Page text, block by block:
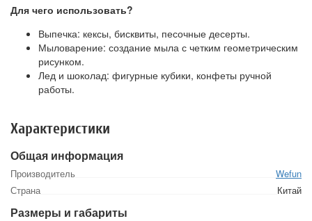
Для чего использовать?
Выпечка: кексы, бисквиты, песочные десерты.
Мыловарение: создание мыла с четким геометрическим
рисунком.
Лед и шоколад: фигурные кубики, конфеты ручной
работы.
Характеристики
Общая информация
Производитель
Wefun
Страна
Китай
Размеры и габариты